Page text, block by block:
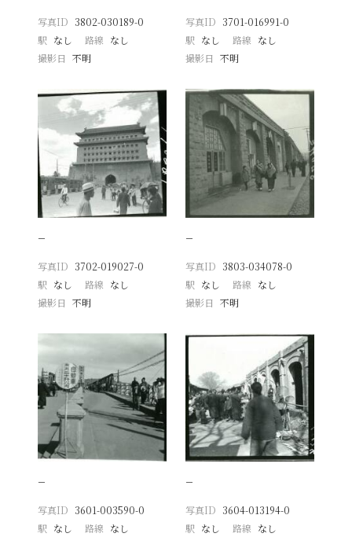
写真ID 3802-030189-0
駅 なし 路線 なし
撮影日
不明
写真ID 3701-016991-0
駅 なし 路線 なし
撮影日 不明
−
写真ID 3702-019027-0
駅 なし 路線 なし
撮影日
不明
−
写真ID 3803-034078-0
駅 なし 路線 なし
撮影日 不明
−
写真ID 3601-003590-0
駅 なし 路線 なし
−
写真ID 3604-013194-0
駅 なし 路線 なし